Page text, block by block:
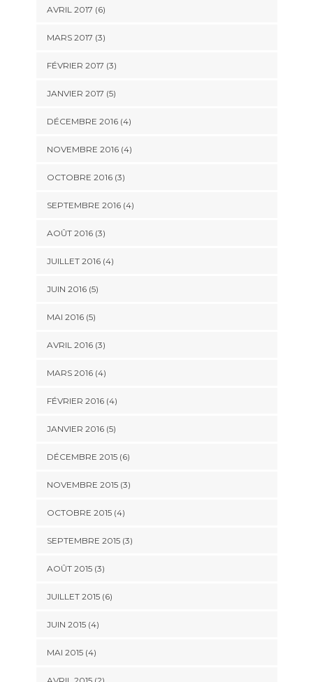
AVRIL 2017 (6)
MARS 2017 (3)
FÉVRIER 2017 (3)
JANVIER 2017 (5)
DÉCEMBRE 2016(4)
NOVEMBRE 2016(4)
OCTOBRE 2016(3)
SEPTEMBRE 2016(4)
AOÛT 2016(3)
JUILLET 2016(4)
JUIN 2016(5)
MAI 2016(5)
AVRIL 2016(3)
MARS 2016(4)
FÉVRIER 2016(4)
JANVIER 2016(5)
DÉCEMBRE 2015(6)
NOVEMBRE 2015(3)
OCTOBRE 2015(4)
SEPTEMBRE 2015(3)
AOÛT 2015(3)
JUILLET 2015(6)
JUIN 2015(4)
MAI 2015(4)